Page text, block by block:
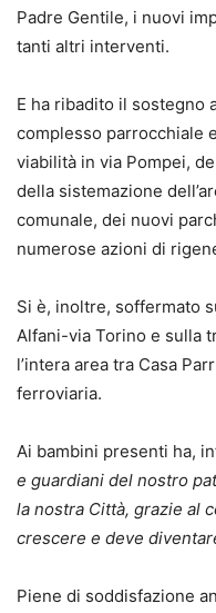
Padre Gentile, i nuovi
tanti altri interventi.
E ha ribadito il sostegno
complesso parrocchiale
viabilità in via Pompei,
della sistemazione
comunale, dei nuovi
numerose azioni di
Si è, inoltre, soffermato
Alfani-via Torino e sulla
l’intera area tra Casa
ferroviaria.
Ai bambini presenti ha,
e guardiani del nostro
la nostra Città, grazie al
crescere e deve
Piene di soddisfazione